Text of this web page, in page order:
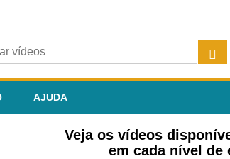
AJUDA
Veja os vídeos
em cada nível de